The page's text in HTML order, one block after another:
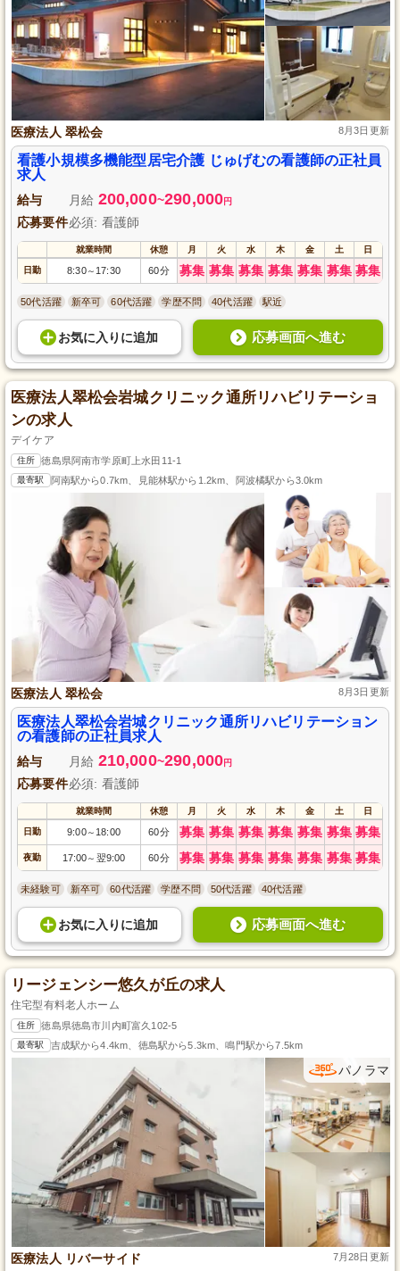
医療法人 翠松会 8月3日更新
看護小規模多機能型居宅介護 じゅげむの看護師の正社員
求人
給与 月給 200,000~290,000円
応募要件必須: 看護師
就業時間 休憩 月 火 水 木 金 土 日
日勤 8:30～ 17:30 60分 募集 募集 募集 募集 募集 募集 募集
50代活躍 新卒可 60代活躍 学歴不問 40代活躍 駅近
お気に入り に追加 応募画面へ進む
医療法人翠松会岩城クリニック通所リハビリテーショ
ンの求人
デイケア
住所 徳島県阿南市学原町上水田11-1
最寄駅 阿南駅から0.7km、見能林駅から1.2km、阿波橘駅から3.0km
医療法人 翠松会 8月3日更新
医療法人翠松会岩城クリニック通所リハビリテーション
の看護師の正社員求人
給与 月給 210,000~290,000円
応募要件必須: 看護師
就業時間 休憩 月 火 水 木 金 土 日
日勤 9:00～ 18:00 60分 募集 募集 募集 募集 募集 募集 募集
夜勤 17:00～ 翌9:00 60分 募集 募集 募集 募集 募集 募集 募集
未経験可 新卒可 60代活躍 学歴不問 50代活躍 40代活躍
お気に入り に追加 応募画面へ進む
リージェンシー悠久が丘の求人
住宅型有料老人ホーム
住所 徳島県徳島市川内町富久102-5
最寄駅 吉成駅から4.4km、徳島駅から5.3km、鳴門駅から7.5km
パノラマ
医療法人 リバーサイド 7月28日更新